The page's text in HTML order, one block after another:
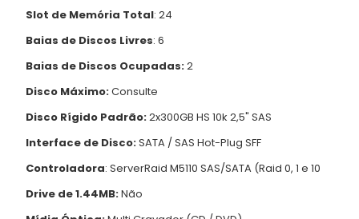
Slot de Memória Total: 24
Baias de Discos Livres: 6
Baias de Discos Ocupadas:2
Disco Máximo:Consulte
Disco Rígido Padrão:2x300GB HS 10k 2,5" SAS
Interface de Disco:SATA / SAS Hot-Plug SFF
Controladora: ServerRaid M5110 SAS/SATA (Raid 0, 1 e 10
Drive de 1.44MB:Não